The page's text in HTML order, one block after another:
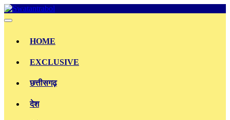
Skip
to
HOME
EXCLUSIVE
छत्तीसगढ़
देश